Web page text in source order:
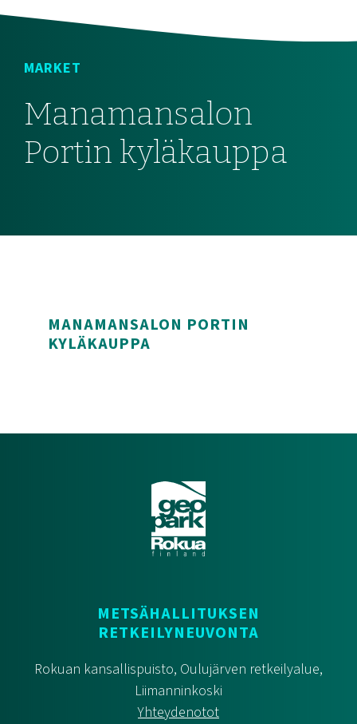
MARKET
Manamansalon
Portin kyläkauppa
MANAMANSALON PORTIN
KYLÄKAUPPA
METSÄHALLITUKSEN
RETKEILYNEUVONTA
Rokuan kansallispuisto, Oulujärven retkeilyalue,
Liimanninkoski
Yhteydenotot